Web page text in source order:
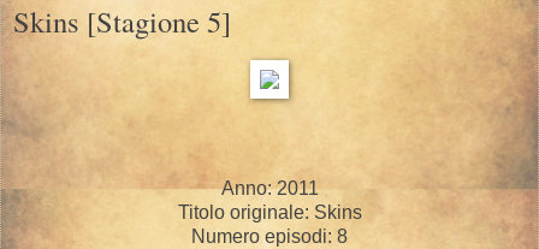
Skins [Stagione 5]
Anno: 2011
Titolo originale: Skins
Numero episodi: 8